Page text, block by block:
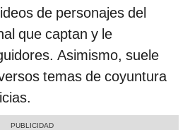
de personajes del
que captan y le
Asimismo, suele
temas de coyuntura